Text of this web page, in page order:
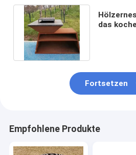
das
Fortsetzen
Empfohlene Produkte